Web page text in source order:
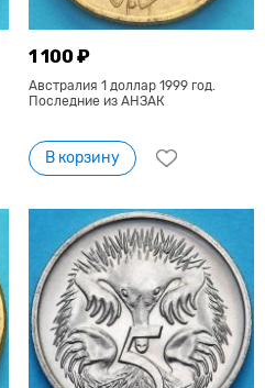
1 100 ₽
Австралия 1 доллар 1999 год.
Последние из АНЗАК
В корзину